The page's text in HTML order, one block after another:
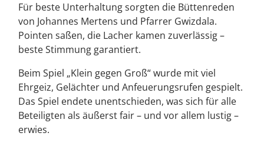
Für beste Unterhaltung sorgten die Büttenreden
von Johannes Mertens und Pfarrer Gwizdala.
Pointen saßen, die Lacher kamen zuverlässig –
beste Stimmung garantiert.
Beim Spiel „Klein gegen Groß“ wurde mit viel
Ehrgeiz, Gelächter und Anfeuerungsrufen gespielt.
Das Spiel endete unentschieden, was sich für alle
Beteiligten als äußerst fair – und vor allem lustig –
erwies.